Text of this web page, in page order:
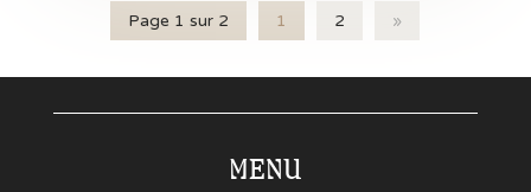
Page 1 sur 2 1 2 »
MENU